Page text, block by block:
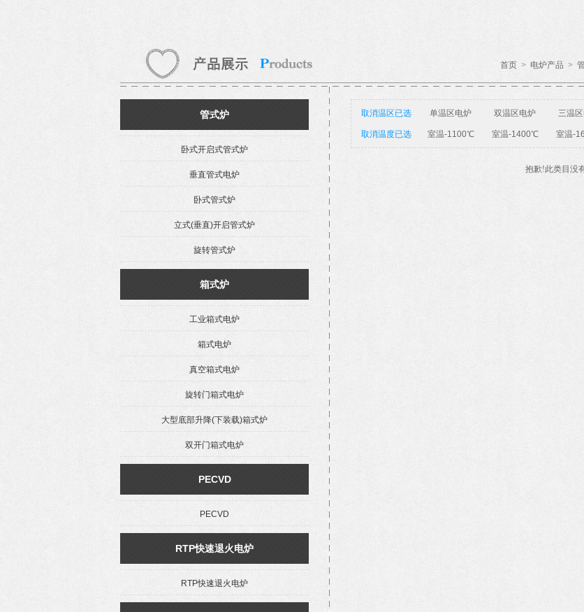
首页 > 电炉产品 >
管式炉
卧式开启式管式炉
垂直管式电炉
卧式管式炉
立式(垂直)开启管式炉
旋转管式炉
箱式炉
工业箱式电炉
箱式电炉
真空箱式电炉
旋转门箱式电炉
大型底部升降(下装载)箱式炉
双开门箱式电炉
PECVD
PECVD
RTP快速退火电炉
RTP快速退火电炉
取消温区已选 单温区电炉 双温区电炉 三温
取消温度已选 室温-1100℃ 室温-1400℃ 室温-
抱歉!此类目没